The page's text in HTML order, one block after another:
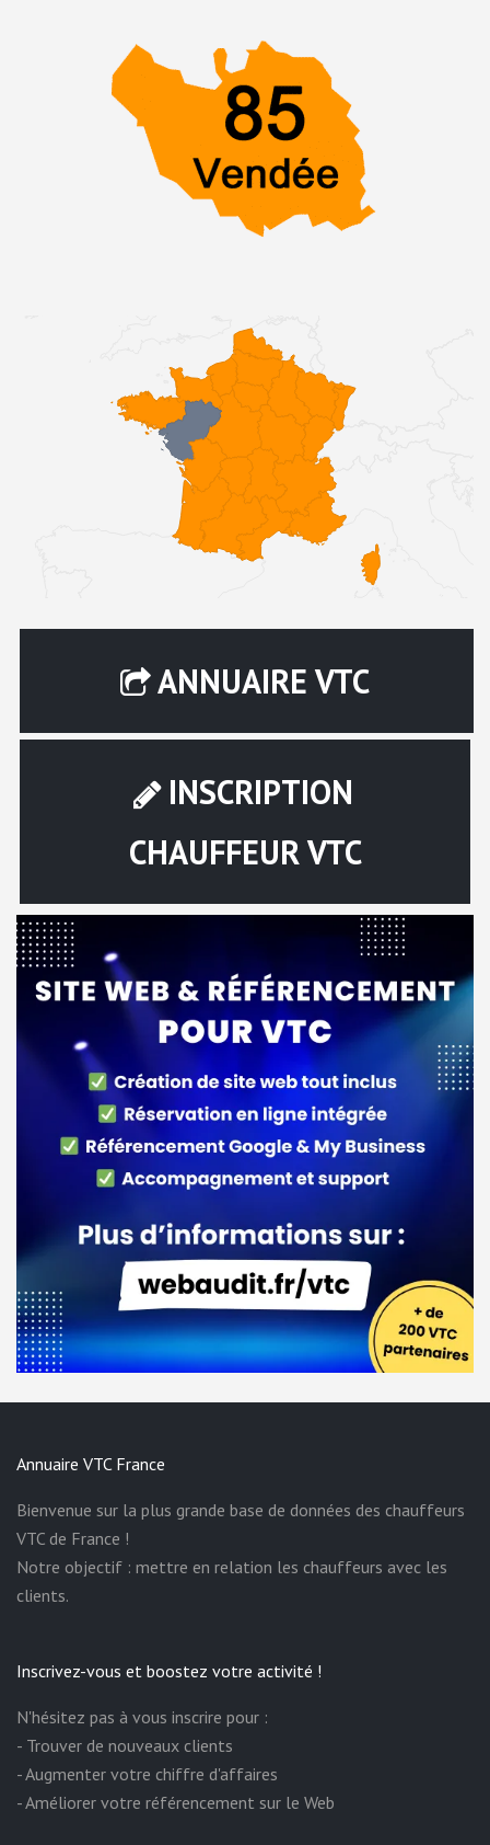
ANNUAIRE VTC
INSCRIPTION
CHAUFFEUR VTC
Annuaire VTC France
Bienvenue sur la plus grande base de données des chauffeurs
VTC de France !
Notre objectif : mettre en relation les chauffeurs avec les
clients.
Inscrivez-vous et boostez votre activité !
N'hésitez pas à vous inscrire pour :
- Trouver de nouveaux clients
- Augmenter votre chiffre d'affaires
- Améliorer votre référencement sur le Web